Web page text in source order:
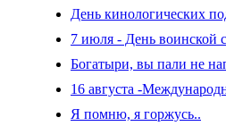
День кинологических
7 июля - День воинской
Богатыри, вы пали не
16 августа -
Я помню, я горжусь..